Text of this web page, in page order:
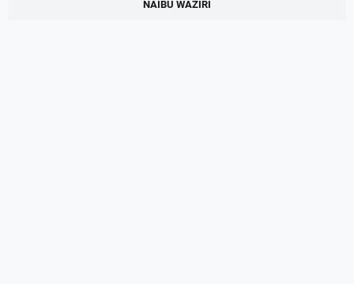
NAIBU WAZIRI